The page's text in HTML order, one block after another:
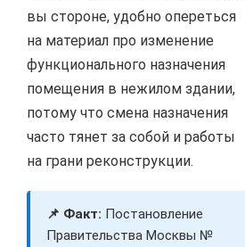
вы стороне, удобно опереться
на материал про изменение
функционального назначения
помещения в нежилом здании,
потому что смена назначения
часто тянет за собой и работы
на грани реконструкции.
📌 Факт: Постановление
Правительства Москвы №